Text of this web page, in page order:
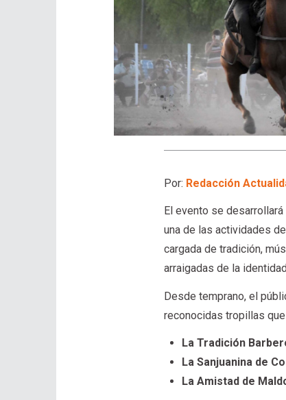
Por: Redacción
El evento se
una de las actividades
cargada de tradición,
arraigadas de la
Desde temprano, el
reconocidas tropillas
La Tradición
La Sanjuanina de
La Amistad de